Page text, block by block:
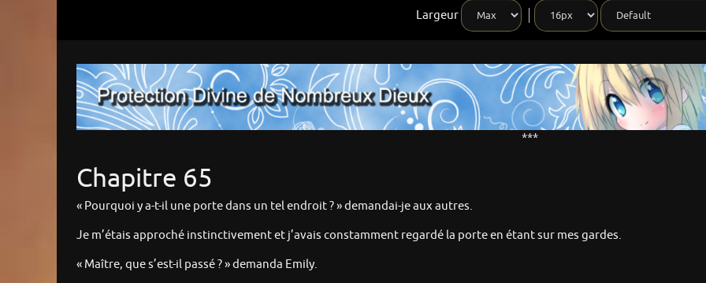
Largeur
***
Chapitre 65
« Pourquoi y a-t-il une porte dans un tel endroit ? » demandai-je aux autres.
Je m’étais approché instinctivement et j’avais constamment regardé la porte en étant sur mes gardes.
« Maître, que s’est-il passé ? » demanda Emily.